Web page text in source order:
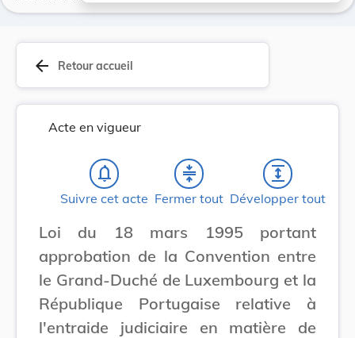
arrow_back Retour accueil
Acte en vigueur
notifications_none
Suivre cet acte
compress
Fermer tout
expand
Développer tout
Loi du 18 mars 1995 portant
approbation de la Convention entre
le Grand-Duché de Luxembourg et la
République Portugaise relative à
l'entraide judiciaire en matière de